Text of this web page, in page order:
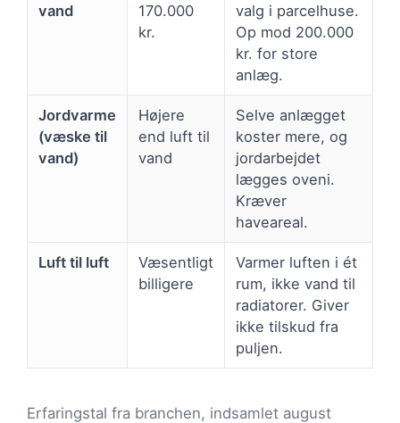
vand
170.000
kr.
valg i parcelhuse.
Op mod 200.000
kr. for store
anlæg.
Jordvarme
(væske til
vand)
Højere
end luft til
vand
Selve anlægget
koster mere, og
jordarbejdet
lægges oveni.
Kræver
haveareal.
Luft til luft
Væsentligt
billigere
Varmer luften i ét
rum, ikke vand til
radiatorer. Giver
ikke tilskud fra
puljen.
Erfaringstal fra branchen, indsamlet august